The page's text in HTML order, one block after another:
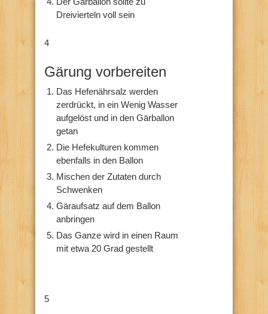
Dreivierteln voll sein
4
Gärung vorbereiten
Das Hefenährsalz werden
zerdrückt, in ein Wenig Wasser
aufgelöst und in den Gärballon
getan
Die Hefekulturen kommen
ebenfalls in den Ballon
Mischen der Zutaten durch
Schwenken
Gäraufsatz auf dem Ballon
anbringen
Das Ganze wird in einen Raum
mit etwa 20 Grad gestellt
5